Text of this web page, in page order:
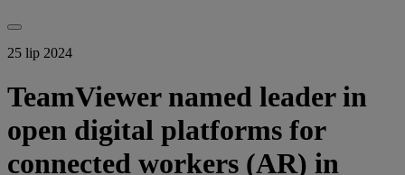
25 lip 2024
TeamViewer named leader in
open digital platforms for
connected workers (AR) in